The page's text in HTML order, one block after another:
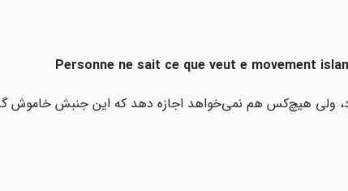
Personne ne sait ce que veut e movement
ولی هیچ‌کس هم نمی‌خواهد اجازه دهد که این جنبش خاموش